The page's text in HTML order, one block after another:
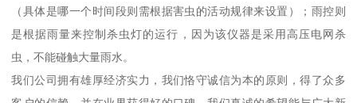
（具体是哪一个时间段则需根据害虫的活动规律来设置）；雨控则
是根据雨量来控制杀虫灯的运行，因为该仪器是采用高压电网杀
虫，不能碰触大量雨水。
我们公司拥有雄厚经济实力，我们恪守诚信为本的原则，得了众多